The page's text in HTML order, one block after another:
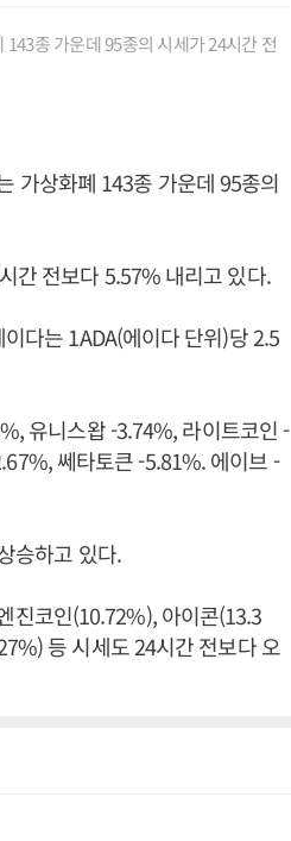
종 가운데 95종의 시세가 24시간 전
가상화폐 143종 가운데 95종의
간 전보다 5.57% 내리고 있다.
다는 1ADA(에이다 단위)당 2.5
유니스왑 -3.74%, 라이트코인 -
쎄타토큰 -5.81%. 에이브 -
승하고 있다.
진코인(10.72%), 아이콘(13.3
등 시세도 24시간 전보다 오